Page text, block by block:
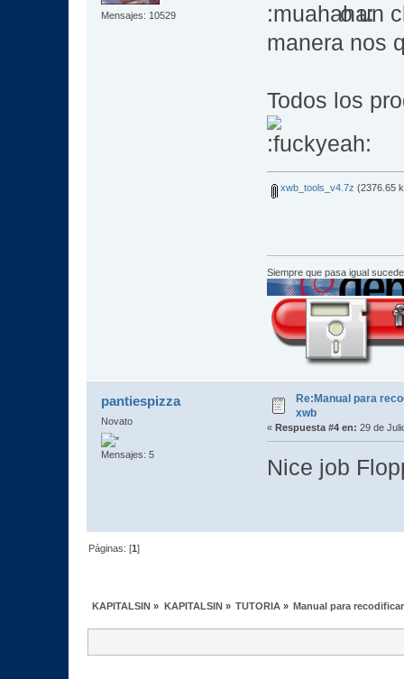
Mensajes: 10529
o un
manera nos
Todos los
xwb_tools_v4.7z (2376.65
Siempre que pasa igual
pantiespizza
Novato
Mensajes: 5
Re:Manual para
xwb
« Respuesta #4 en: 29 de
Nice job
Páginas: [1]
KAPITALSIN » KAPITALSIN» TUTORIA» Manual para